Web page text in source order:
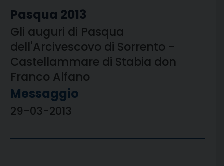
Pasqua 2013
Gli auguri di Pasqua
dell'Arcivescovo di Sorrento -
Castellammare di Stabia don
Franco Alfano
Messaggio
29-03-2013